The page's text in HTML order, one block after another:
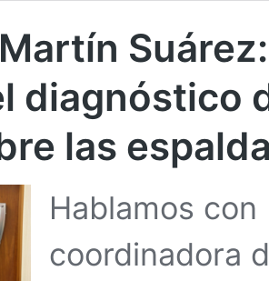
diagnóstico
las
Hablamos
coordinadora